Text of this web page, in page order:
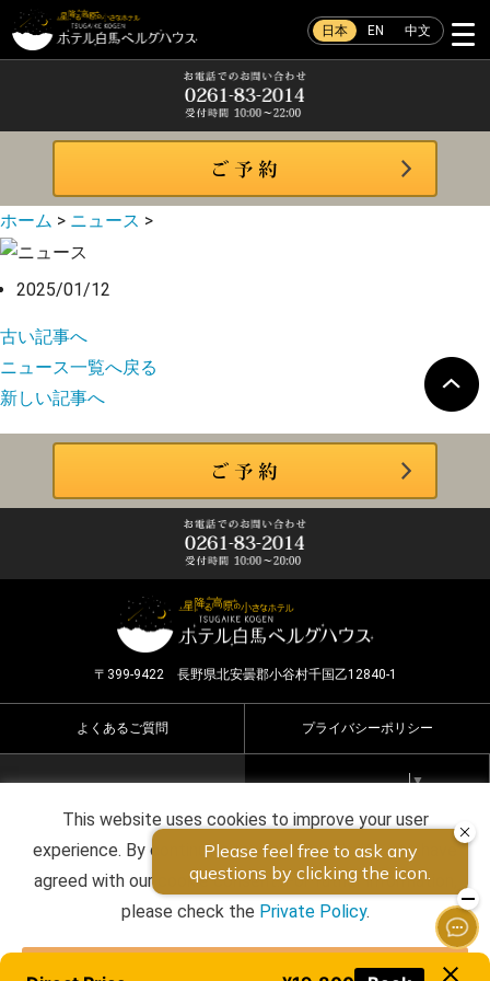
日本 EN 中文
ホーム > ニュース >
2025/01/12
古い記事へ
ニュース一覧へ戻る
新しい記事へ
〒399-9422 長野県北安曇郡小谷村千国乙12840-1
よくあるご質問 プライバシーポリシー
Select Language ▼
Copyright ©2026 HOTEL HAKUBA BERGHAUS all rights
reserved.
This website uses cookies to improve your user
experience. By continuing to use this website, you have
agreed with our cookie consent. For futher information,
please check the Private Policy.